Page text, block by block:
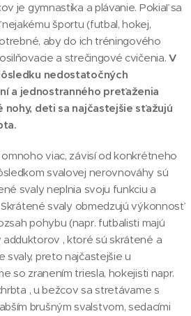
je gymnastika a plávanie. Pokiaľ sa
športu (futbal, hokej,
aby do ich tréningového
a strečingové cvičenia.V
nedostatočných
a jednostranného preťaženia
nohy, deti sa najčastejšie sťažujú
viac, závisí od konkrétneho
svalovej nerovnováhy sú
svaly neplnia svoju funkciu a
svaly obmedzujú výkonnosť
pohybu (napr. futbalisti majú
adduktorov , ktoré sú skrátené a
svaly, preto najčastejšie u
so zranením triesla, hokejisti napr.
, u bežcov sa stretávame s
brušným svalstvom, sedacími